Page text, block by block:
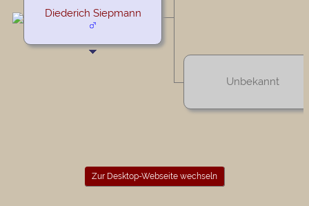
Diederich Siepmann
Unbekannt
Zur Desktop-Webseite wechseln